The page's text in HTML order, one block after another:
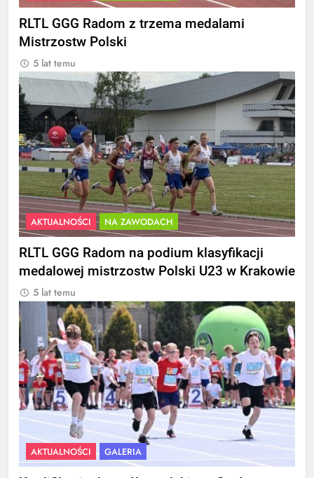
RLTL GGG Radom z trzema medalami
Mistrzostw Polski
5 lat temu
AKTUALNOŚCI NA ZAWODACH
RLTL GGG Radom na podium klasyfikacji
medalowej mistrzostw Polski U23 w Krakowie
5 lat temu
AKTUALNOŚCI GALERIA